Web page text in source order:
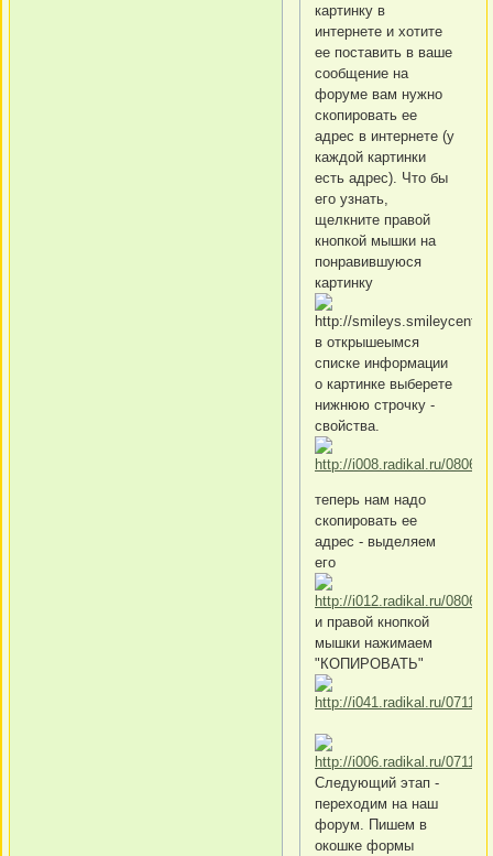
картинку в
интернете и хотите
ее поставить в ваше
сообщение на
форуме вам нужно
скопировать ее
адрес в интернете (у
каждой картинки
есть адрес). Что бы
его узнать,
щелкните правой
кнопкой мышки на
понравившуюся
картинку
в открышеымся
списке информации
о картинке выберете
нижнюю строчку -
свойства.
теперь нам надо
скопировать ее
адрес - выделяем
его
и правой кнопкой
мышки нажимаем
"КОПИРОВАТЬ"
Следующий этап -
переходим на наш
форум. Пишем в
окошке формы